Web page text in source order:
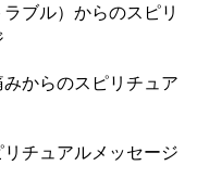
ブル）からのスピリ
からのスピリチュア
チュアルメッセージ